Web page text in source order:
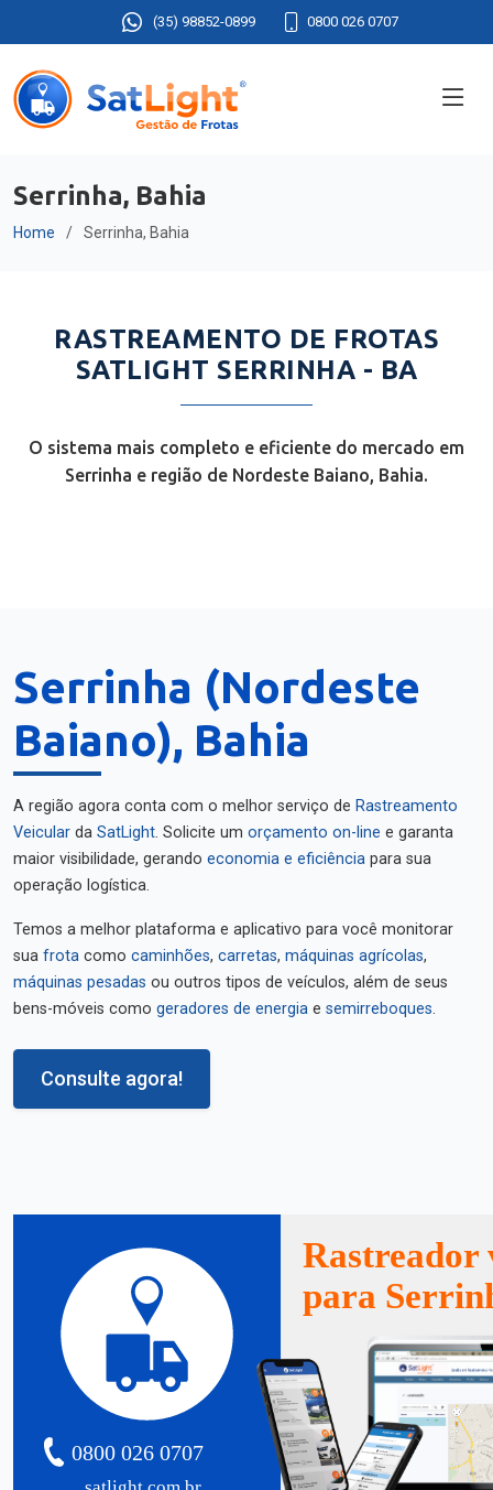
(35) 98852-0899 0800 026 0707
Serrinha, Bahia
Home Serrinha, Bahia
RASTREAMENTO DE FROTAS
SATLIGHT SERRINHA - BA
O sistema mais completo e eficiente do mercado em
Serrinha e região de Nordeste Baiano, Bahia.
Serrinha (Nordeste
Baiano), Bahia
A região agora conta com o melhor serviço de Rastreamento
Veicular da SatLight. Solicite um orçamento on-line e garanta
maior visibilidade, gerando economia e eficiência para sua
operação logística.
Temos a melhor plataforma e aplicativo para você monitorar
sua frota como caminhões, carretas, máquinas agrícolas,
máquinas pesadas ou outros tipos de veículos, além de seus
bens-móveis como geradores de energia e semirreboques.
Consulte agora!
0800 026 0707
Rastreador
para